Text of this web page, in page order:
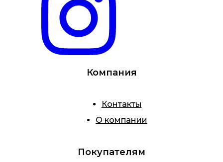
Компания
Контакты
О компании
Покупателям